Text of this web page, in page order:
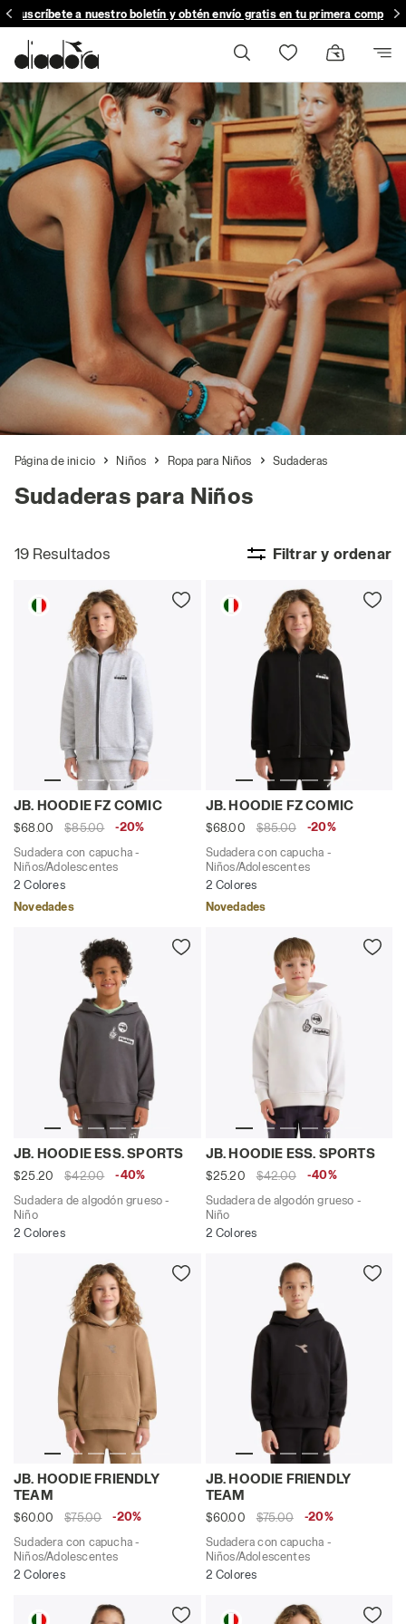
Suscríbete a nuestro boletín y obtén envío gratis en tu primera compra.
Página de inicio Niños Ropa para Niños Sudaderas
Sudaderas para Niños
19 Resultados Filtrar y ordenar
Sudadera con capucha - Niños/Adolescentes JB.
JB. HOODIE FZ COMIC
$68.00 $85.00
-20%
Sudadera con capucha -
Niños/Adolescentes
2 Colores
Novedades
Sudadera con capucha -
JB. HOODIE FZ COMIC
$68.00 $85.00
-20%
Sudadera con capucha -
Niños/Adolescentes
2 Colores
Novedades
Sudadera de algodón grueso - Niño JB. HOODIE ESS.
JB. HOODIE ESS. SPORTS
$25.20 $42.00
-40%
Sudadera de algodón grueso -
Niño
2 Colores
Sudadera de algodón
JB. HOODIE ESS. SPORTS
$25.20 $42.00
-40%
Sudadera de algodón grueso -
Niño
2 Colores
Sudadera con capucha - Niños/Adolescentes JB.
JB. HOODIE FRIENDLY
TEAM
$60.00 $75.00
-20%
Sudadera con capucha -
Niños/Adolescentes
2 Colores
Sudadera con capucha -
JB. HOODIE FRIENDLY
TEAM
$60.00 $75.00
-20%
Sudadera con capucha -
Niños/Adolescentes
2 Colores